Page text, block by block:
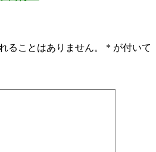
ることはありません。 * が付いて